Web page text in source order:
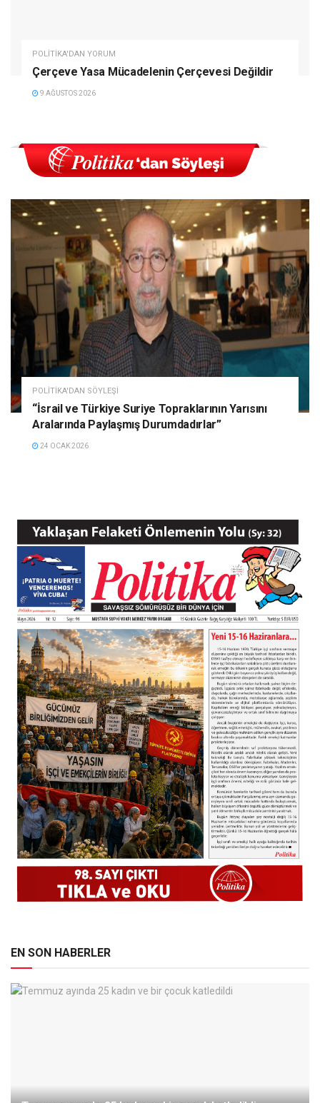
POLITIKA'DAN YORUM
Çerçeve Yasa Mücadelenin Çerçevesi Değildir
9 AĞUSTOS 2026
POLITIKA'DAN SÖYLEŞI
“İsrail ve Türkiye Suriye Topraklarının Yarısını
Aralarında Paylaşmış Durumdadırlar”
24 OCAK 2026
EN SON HABERLER